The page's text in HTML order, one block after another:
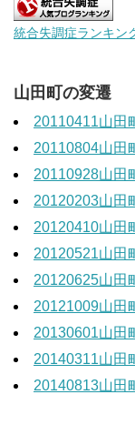
統合失調症ランキン
山田町の変遷
20110411山田
20110804山田
20110928山田
20120203山田
20120410山田
20120521山田
20120625山田
20121009山田
20130601山田
20140311山田
20140813山田